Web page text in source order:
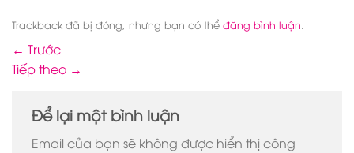
Trackback đã bị đóng, nhưng bạn có thể đăng bình luận.
← Trước
Tiếp theo →
Để lại một bình luận
Email của bạn sẽ không được hiển thị công